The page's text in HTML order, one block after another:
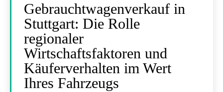
Gebrauchtwagenverkauf in
Stuttgart: Die Rolle
regionaler
Wirtschaftsfaktoren und
Käuferverhalten im Wert
Ihres Fahrzeugs